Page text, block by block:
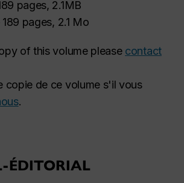
pages, 2.1MB
pages, 2.1 Mo
of this volume please contact
copie de ce volume s'il vous
.
ÉDITORIAL